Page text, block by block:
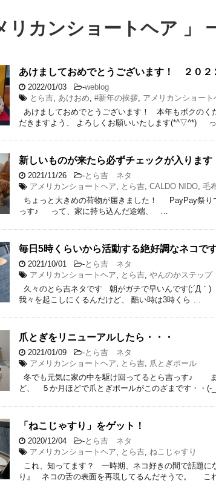
リカンショートヘア 」
あけましておめでとうございます！ ２０２
2022/01/03 -weblog
とら吉, あけおめ, #新年の挨拶, アメリカンショート
あけましておめでとうございます！ 本年もボクのく
だきますよう、 よろしくお願いいたします(*^▽^*)
新しいものが来たら必ずチェックが入ります
2021/11/26 -とら吉 ネタ
アメリカンショートヘア, とら吉, CALDO NIDO, 毛
ちょっと大きめの荷物が届きました！ PayPay祭り
っす♪ って、家に持ち込んだ途端、 …
毎日5時くらいから活動する絶好調なネコです
2021/10/01 -とら吉 ネタ
アメリカンショートヘア, とら吉, やんのかステップ
久々のとら吉ネタです 朝がガチで早いんです(;´Д
我々を起こしにくるんだけど、 酷い時は3時くら …
爪とぎをリニューアルしたら・・・
2021/01/09 -とら吉 ネタ
アメリカンショートヘア, とら吉, 爪とぎポール
冬でも元気に家の中を駆け回ってるとら吉っす♪ ま
ど、 ５か月ほどで爪とぎポールがこのざまです・・(-
「ねこじゃすり」をゲット！
2020/12/04 -とら吉 ネタ
アメリカンショートヘア, とら吉, ねこじゃすり
これ、知ってます？ 一時期、ネコ好きの間で話題に
り』 ネコの舌の表面を再現してるんだそうで。 こ